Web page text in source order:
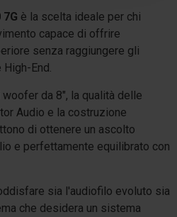
è la scelta ideale per chi
capace di offrire
senza raggiungere gli
End.
da 8", la qualità delle
Audio e la costruzione
di ottenere un ascolto
e perfettamente equilibrato con
sia l'audiofilo evoluto sia
che desidera un sistema